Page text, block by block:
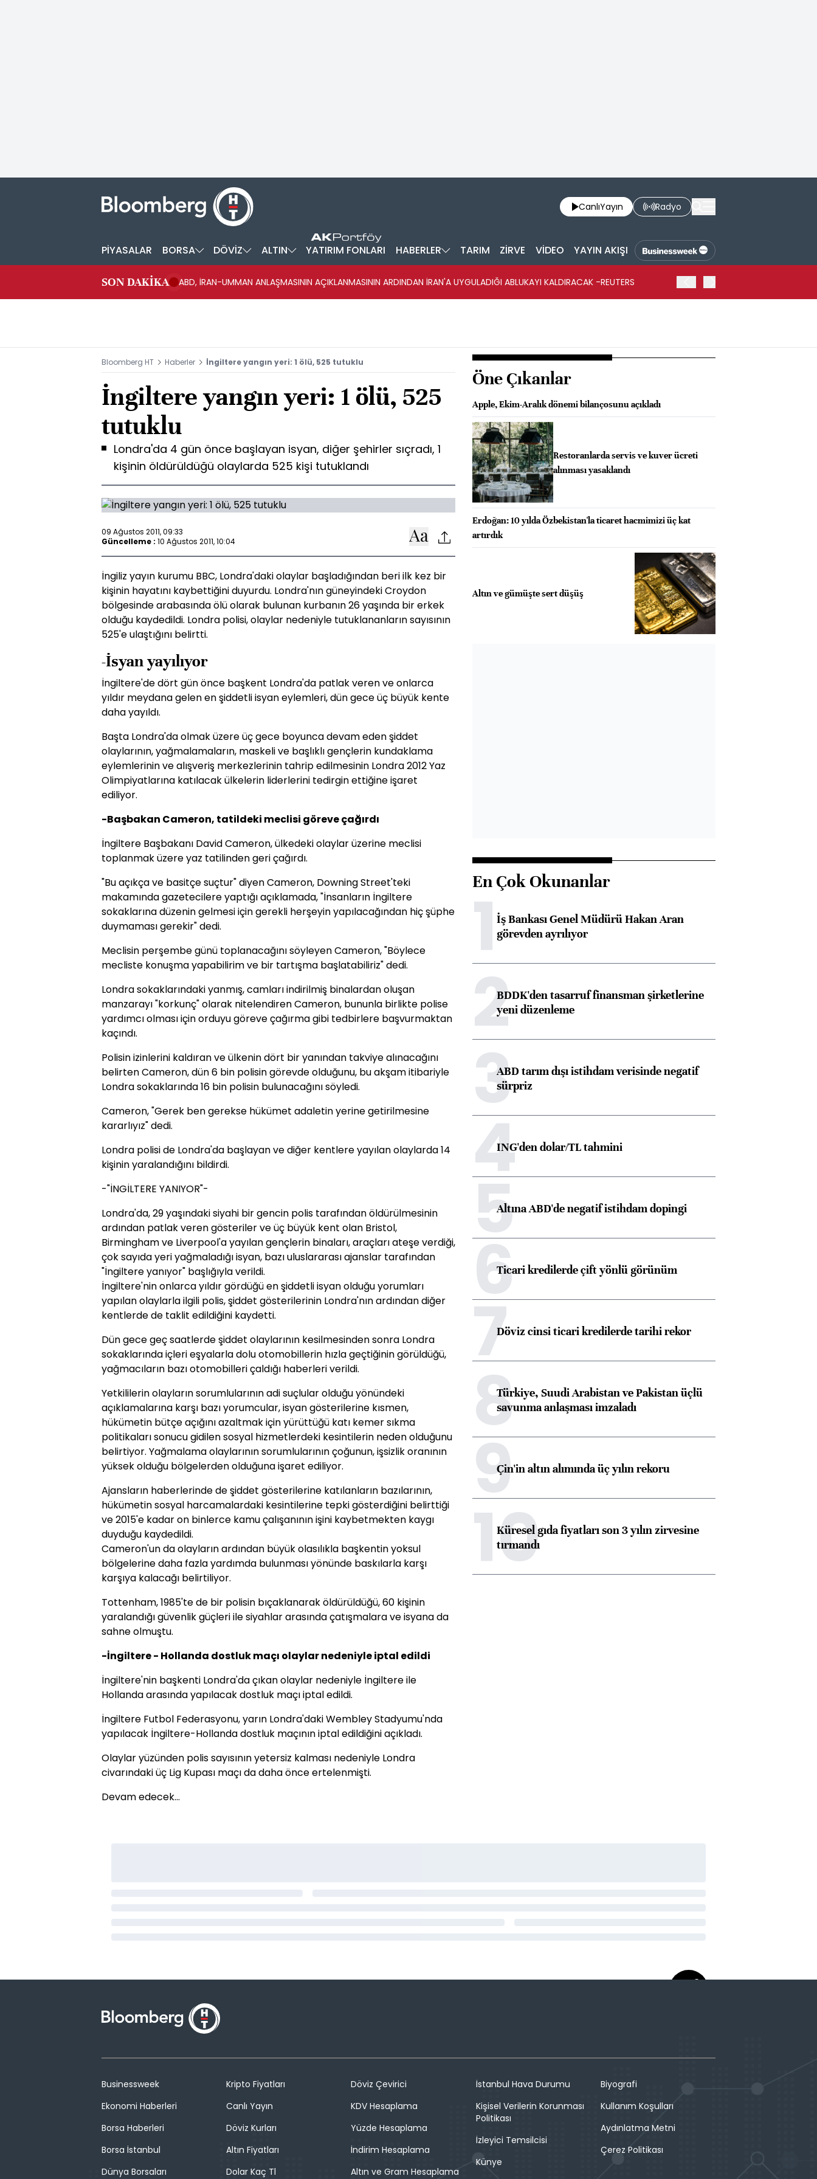
CanlıYayın Radyo
PİYASALAR BORSA DÖVİZ ALTIN YATIRIM FONLARI HABERLER TARIM ZİRVE VİDEO YAYIN AKIŞI
SON DAKİKA ABD, İRAN-UMMAN ANLAŞMASININ AÇIKLANMASININ ARDINDAN İRAN'A UYGULADIĞI ABLUKAYI KALDIRACAK -REUTERS
Bloomberg HT Haberler İngiltere yangın yeri: 1 ölü, 525 tutuklu
İngiltere yangın yeri: 1 ölü, 525
tutuklu
Londra'da 4 gün önce başlayan isyan, diğer şehirler sıçradı, 1
kişinin öldürüldüğü olaylarda 525 kişi tutuklandı
09 Ağustos 2011, 09:33
Güncelleme : 10 Ağustos 2011, 10:04
İngiliz yayın kurumu BBC, Londra'daki olaylar başladığından beri ilk kez bir
kişinin hayatını kaybettiğini duyurdu. Londra'nın güneyindeki Croydon
bölgesinde arabasında ölü olarak bulunan kurbanın 26 yaşında bir erkek
olduğu kaydedildi. Londra polisi, olaylar nedeniyle tutuklananların sayısının
525'e ulaştığını belirtti.
-İsyan yayılıyor
İngiltere'de dört gün önce başkent Londra'da patlak veren ve onlarca
yıldır meydana gelen en şiddetli isyan eylemleri, dün gece üç büyük kente
daha yayıldı.
Başta Londra'da olmak üzere üç gece boyunca devam eden şiddet
olaylarının, yağmalamaların, maskeli ve başlıklı gençlerin kundaklama
eylemlerinin ve alışveriş merkezlerinin tahrip edilmesinin Londra 2012 Yaz
Olimpiyatlarına katılacak ülkelerin liderlerini tedirgin ettiğine işaret
ediliyor.
-Başbakan Cameron, tatildeki meclisi göreve çağırdı
İngiltere Başbakanı David Cameron, ülkedeki olaylar üzerine meclisi
toplanmak üzere yaz tatilinden geri çağırdı.
"Bu açıkça ve basitçe suçtur" diyen Cameron, Downing Street'teki
makamında gazetecilere yaptığı açıklamada, "İnsanların İngiltere
sokaklarına düzenin gelmesi için gerekli herşeyin yapılacağından hiç şüphe
duymaması gerekir" dedi.
Meclisin perşembe günü toplanacağını söyleyen Cameron, "Böylece
mecliste konuşma yapabilirim ve bir tartışma başlatabiliriz" dedi.
Londra sokaklarındaki yanmış, camları indirilmiş binalardan oluşan
manzarayı "korkunç" olarak nitelendiren Cameron, bununla birlikte polise
yardımcı olması için orduyu göreve çağırma gibi tedbirlere başvurmaktan
kaçındı.
Polisin izinlerini kaldıran ve ülkenin dört bir yanından takviye alınacağını
belirten Cameron, dün 6 bin polisin görevde olduğunu, bu akşam itibariyle
Londra sokaklarında 16 bin polisin bulunacağını söyledi.
Cameron, "Gerek ben gerekse hükümet adaletin yerine getirilmesine
kararlıyız" dedi.
Londra polisi de Londra'da başlayan ve diğer kentlere yayılan olaylarda 14
kişinin yaralandığını bildirdi.
-"İNGİLTERE YANIYOR"-
Londra'da, 29 yaşındaki siyahi bir gencin polis tarafından öldürülmesinin
ardından patlak veren gösteriler ve üç büyük kent olan Bristol,
Birmingham ve Liverpool'a yayılan gençlerin binaları, araçları ateşe verdiği,
çok sayıda yeri yağmaladığı isyan, bazı uluslararası ajanslar tarafından
"İngiltere yanıyor" başlığıyla verildi.
İngiltere'nin onlarca yıldır gördüğü en şiddetli isyan olduğu yorumları
yapılan olaylarla ilgili polis, şiddet gösterilerinin Londra'nın ardından diğer
kentlerde de taklit edildiğini kaydetti.
Dün gece geç saatlerde şiddet olaylarının kesilmesinden sonra Londra
sokaklarında içleri eşyalarla dolu otomobillerin hızla geçtiğinin görüldüğü,
yağmacıların bazı otomobilleri çaldığı haberleri verildi.
Yetkililerin olayların sorumlularının adi suçlular olduğu yönündeki
açıklamalarına karşı bazı yorumcular, isyan gösterilerine kısmen,
hükümetin bütçe açığını azaltmak için yürüttüğü katı kemer sıkma
politikaları sonucu gidilen sosyal hizmetlerdeki kesintilerin neden olduğunu
belirtiyor. Yağmalama olaylarının sorumlularının çoğunun, işsizlik oranının
yüksek olduğu bölgelerden olduğuna işaret ediliyor.
Ajansların haberlerinde de şiddet gösterilerine katılanların bazılarının,
hükümetin sosyal harcamalardaki kesintilerine tepki gösterdiğini belirttiği
ve 2015'e kadar on binlerce kamu çalışanının işini kaybetmekten kaygı
duyduğu kaydedildi.
Cameron'un da olayların ardından büyük olasılıkla başkentin yoksul
bölgelerine daha fazla yardımda bulunması yönünde baskılarla karşı
karşıya kalacağı belirtiliyor.
Tottenham, 1985'te de bir polisin bıçaklanarak öldürüldüğü, 60 kişinin
yaralandığı güvenlik güçleri ile siyahlar arasında çatışmalara ve isyana da
sahne olmuştu.
-İngiltere - Hollanda dostluk maçı olaylar nedeniyle iptal edildi
İngiltere'nin başkenti Londra'da çıkan olaylar nedeniyle İngiltere ile
Hollanda arasında yapılacak dostluk maçı iptal edildi.
İngiltere Futbol Federasyonu, yarın Londra'daki Wembley Stadyumu'nda
yapılacak İngiltere-Hollanda dostluk maçının iptal edildiğini açıkladı.
Olaylar yüzünden polis sayısının yetersiz kalması nedeniyle Londra
civarındaki üç Lig Kupası maçı da daha önce ertelenmişti.
Devam edecek...
Öne Çıkanlar
Apple, Ekim-Aralık dönemi bilançosunu açıkladı
Restoranlarda servis ve kuver ücreti
alınması yasaklandı
Erdoğan: 10 yılda Özbekistan'la ticaret hacmimizi üç kat
artırdık
Altın ve gümüşte sert düşüş
En Çok Okunanlar
1İş Bankası Genel Müdürü Hakan Aran
görevden ayrılıyor
2BDDK'den tasarruf finansman şirketlerine
yeni düzenleme
3ABD tarım dışı istihdam verisinde negatif
sürpriz
4ING'den dolar/TL tahmini
5Altına ABD'de negatif istihdam dopingi
6Ticari kredilerde çift yönlü görünüm
7Döviz cinsi ticari kredilerde tarihi rekor
8Türkiye, Suudi Arabistan ve Pakistan üçlü
savunma anlaşması imzaladı
9Çin'in altın alımında üç yılın rekoru
10
Küresel gıda fiyatları son 3 yılın zirvesine
tırmandı
Businessweek
Ekonomi Haberleri
Borsa Haberleri
Borsa İstanbul
Dünya Borsaları
Kripto Fiyatları
Canlı Yayın
Döviz Kurları
Altın Fiyatları
Dolar Kaç Tl
Döviz Çevirici
KDV Hesaplama
Yüzde Hesaplama
İndirim Hesaplama
Altın ve Gram Hesaplama
İstanbul Hava Durumu
Kişisel Verilerin Korunması
Politikası
İzleyici Temsilcisi
Künye
Biyografi
Kullanım Koşulları
Aydınlatma Metni
Çerez Politikası